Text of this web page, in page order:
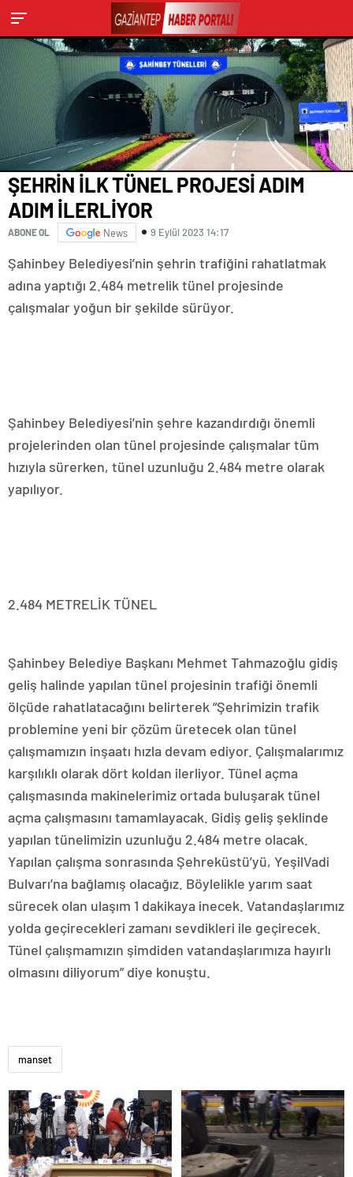
ŞEHRİN İLK TÜNEL PROJESİ ADIM
ADIM İLERLİYOR
ABONE OL News 9 Eylül 2023 14:17
Şahinbey Belediyesi’nin şehrin trafiğini rahatlatmak
adına yaptığı 2.484 metrelik tünel projesinde
çalışmalar yoğun bir şekilde sürüyor.
Şahinbey Belediyesi’nin şehre kazandırdığı önemli
projelerinden olan tünel projesinde çalışmalar tüm
hızıyla sürerken, tünel uzunluğu 2.484 metre olarak
yapılıyor.
2.484 METRELİK TÜNEL
Şahinbey Belediye Başkanı Mehmet Tahmazoğlu gidiş
geliş halinde yapılan tünel projesinin trafiği önemli
ölçüde rahatlatacağını belirterek “Şehrimizin trafik
problemine yeni bir çözüm üretecek olan tünel
çalışmamızın inşaatı hızla devam ediyor. Çalışmalarımız
karşılıklı olarak dört koldan ilerliyor. Tünel açma
çalışmasında makinelerimiz ortada buluşarak tünel
açma çalışmasını tamamlayacak. Gidiş geliş şeklinde
yapılan tünelimizin uzunluğu 2.484 metre olacak.
Yapılan çalışma sonrasında Şehreküstü’yü, YeşilVadi
Bulvarı’na bağlamış olacağız. Böylelikle yarım saat
sürecek olan ulaşım 1 dakikaya inecek. Vatandaşlarımız
yolda geçirecekleri zamanı sevdikleri ile geçirecek.
Tünel çalışmamızın şimdiden vatandaşlarımıza hayırlı
olmasını diliyorum” diye konuştu.
manset